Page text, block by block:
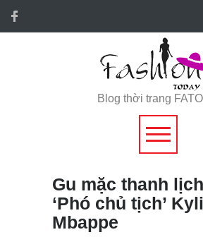
Blog thời trang
Gu mặc thanh
‘Phó chủ tịch’
Mbappe